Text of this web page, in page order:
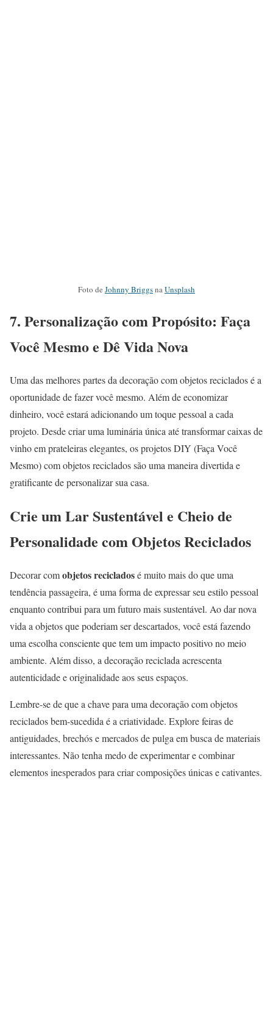
Foto de Johnny BriggsnaUnsplash
7. Personalização com Propósito: Faça
Você Mesmo e Dê Vida Nova
Uma das melhores partes da decoração com objetos reciclados é a
oportunidade de fazer você mesmo. Além de economizar
dinheiro, você estará adicionando um toque pessoal a cada
projeto. Desde criar uma luminária única até transformar caixas de
vinho em prateleiras elegantes, os projetos DIY (Faça Você
Mesmo) com objetos reciclados são uma maneira divertida e
gratificante de personalizar sua casa.
Crie um Lar Sustentável e Cheio de
Personalidade com Objetos Reciclados
Decorar comobjetos recicladosé muito mais do que uma
tendência passageira, é uma forma de expressar seu estilo pessoal
enquanto contribui para um futuro mais sustentável. Ao dar nova
vida a objetos que poderiam ser descartados, você está fazendo
uma escolha consciente que tem um impacto positivo no meio
ambiente. Além disso, a decoração reciclada acrescenta
autenticidade e originalidade aos seus espaços.
Lembre-se de que a chave para uma decoração com objetos
reciclados bem-sucedida é a criatividade. Explore feiras de
antiguidades, brechós e mercados de pulga em busca de materiais
interessantes. Não tenha medo de experimentar e combinar
elementos inesperados para criar composições únicas e cativantes.